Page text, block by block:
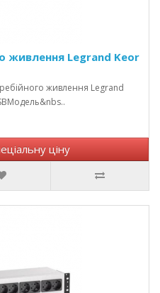
живлення Legrand Keor
живлення Legrand
ціну